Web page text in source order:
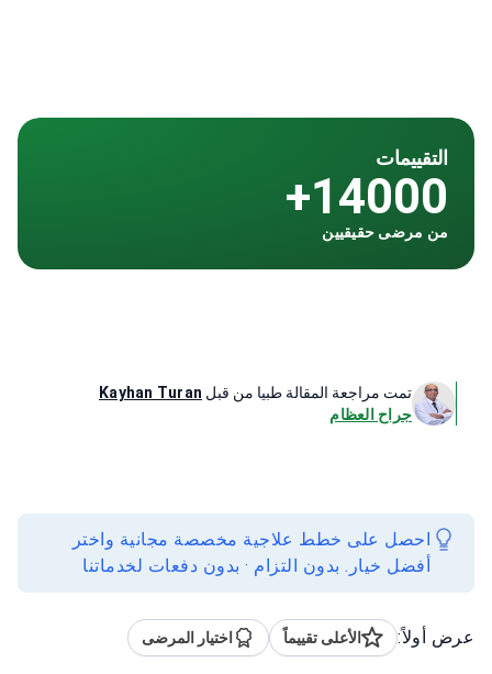
تمت مراجعة المقالة طبيا من قبل Kayhan Turan
جراح العظام
التقييمات
14000+
من مرضى حقيقيين
احصل على خطط علاجية مخصصة مجانية واختر
أفضل خيار. بدون التزام · بدون دفعات لخدماتنا
عرض أولاً: الأعلى تقييماً اختيار المرضى